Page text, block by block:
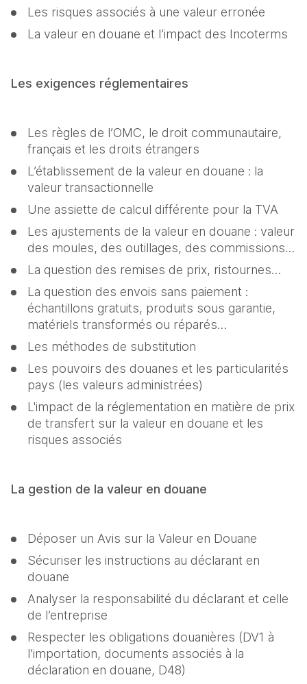
Les risques associés à une valeur erronée
La valeur en douane et l’impact des Incoterms
Les exigences réglementaires
Les règles de l’OMC, le droit communautaire,
français et les droits étrangers
L’établissement de la valeur en douane : la
valeur transactionnelle
Une assiette de calcul différente pour la TVA
Les ajustements de la valeur en douane : valeur
des moules, des outillages, des commissions…
La question des remises de prix, ristournes…
La question des envois sans paiement :
échantillons gratuits, produits sous garantie,
matériels transformés ou réparés…
Les méthodes de substitution
Les pouvoirs des douanes et les particularités
pays (les valeurs administrées)
L'impact de la réglementation en matière de prix
de transfert sur la valeur en douane et les
risques associés
La gestion de la valeur en douane
Déposer un Avis sur la Valeur en Douane
Sécuriser les instructions au déclarant en
douane
Analyser la responsabilité du déclarant et celle
de l’entreprise
Respecter les obligations douanières (DV1 à
l’importation, documents associés à la
déclaration en douane, D48)